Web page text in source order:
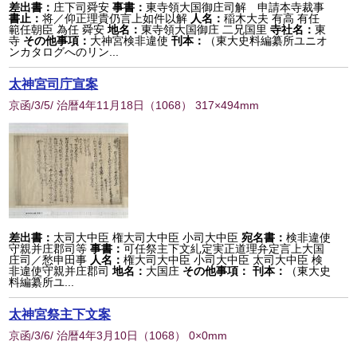
差出書： 庄下司舜安 事書：東寺領大国御庄司解 申請本寺裁事
書止：将／仰正理貴仍言上如件以解 人名：稲木大夫 有高 有任
範任朝臣 為任 舜安 地名：東寺領大国御庄 二兄国里 寺社名：東
寺 その他事項： 大神宮検非違使刊本：
（東大史料編纂所ユニオ
ンカタログへのリン...
太神宮司庁宣案
京函/3/5/ 治暦4年11月18日 （1068） 317×494mm
差出書： 太司大中臣 権大司大中臣 小司大中臣 宛名書：検非違使
守親并庄郡司等 事書：可任祭主下文糺定実正道理弁定言上大国
庄司／愁申田事 人名：権大司大中臣 小司大中臣 太司大中臣 検
非違使守親并庄郡司 地名： 大国庄 その他事項： 刊本：
（東大史
料編纂所ユ...
太神宮祭主下文案
京函/3/6/ 治暦4年3月10日 （1068） 0×0mm